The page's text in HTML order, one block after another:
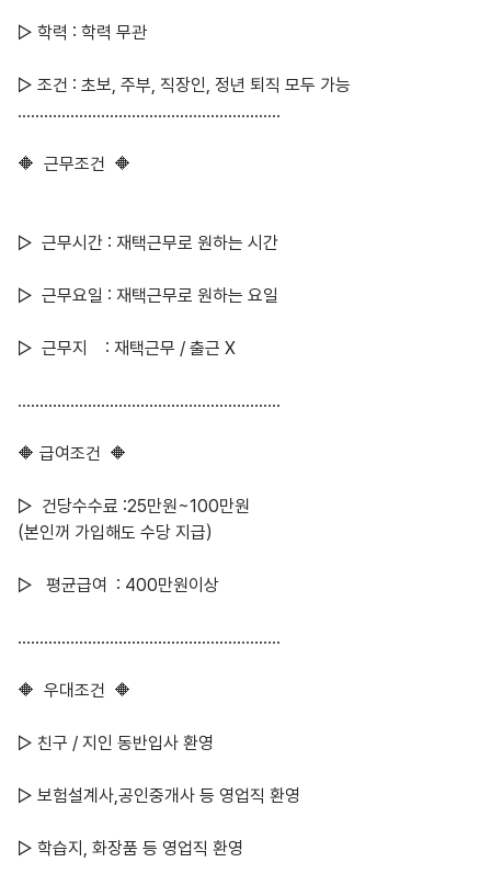
▷ 학력 : 학력 무관
▷ 조건 : 초보, 주부, 직장인, 정년 퇴직 모두 가능
……………………………………………………
🔶  근무조건  🔶
▷  근무시간 : 재택근무로 원하는 시간
▷  근무요일 : 재택근무로 원하는 요일
▷  근무지    : 재택근무 / 출근 X
……………………………………………………
🔶 급여조건  🔶
▷  건당수수료 :25만원~100만원
(본인꺼 가입해도 수당 지급)
▷   평균급여  : 400만원이상
……………………………………………………
🔶  우대조건  🔶
▷ 친구 / 지인 동반입사 환영
▷ 보험설계사,공인중개사 등 영업직 환영
▷ 학습지, 화장품 등 영업직 환영